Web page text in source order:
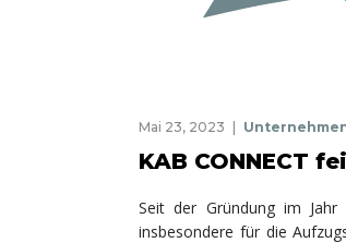
Mai 23, 2023
KAB CONNECT
Seit der Gründung im
insbesondere für die